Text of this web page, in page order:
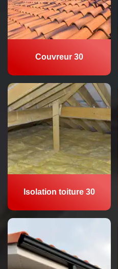
Couvreur 30
Isolation toiture 30